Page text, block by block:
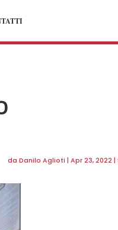
da Danilo Aglioti | Apr 23, 2022 |